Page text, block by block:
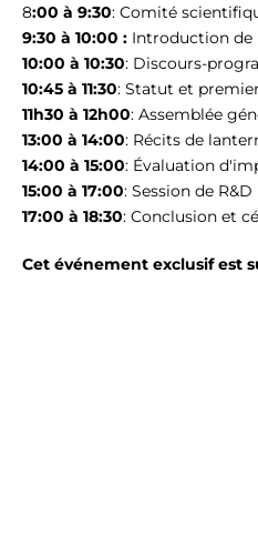
8:00 à 9:30: Comité
9:30 à 10:00 : Introduction de
10:00 à 10:30: Discours-
10:45 à 11:30: Statut et
11h30 à 12h00: Assemblée
13:00 à 14:00: Récits de
14:00 à 15:00: Évaluation
15:00 à 17:00: Session de R&D
17:00 à 18:30: Conclusion et
Cet événement exclusif est